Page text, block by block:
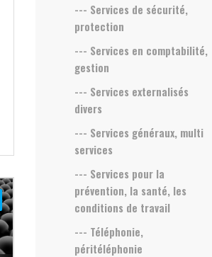
--- Services de sécurité,
protection
--- Services en comptabilité,
gestion
--- Services externalisés
divers
--- Services généraux, multi
services
--- Services pour la
prévention, la santé, les
conditions de travail
--- Téléphonie,
péritéléphonie